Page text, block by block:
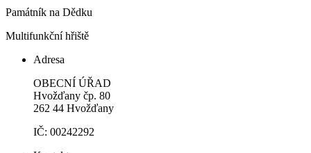
Památník na Dědku
Multifunkční hřiště
Adresa
OBECNÍ ÚŘAD
Hvožďany čp. 80
262 44 Hvožďany
IČ: 00242292